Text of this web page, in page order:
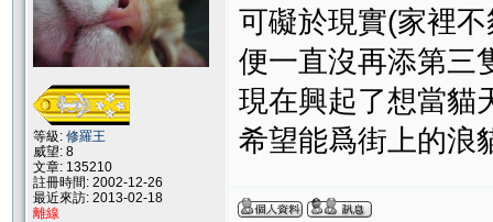
等級: 修羅王
威望: 8
文章: 135210
註冊時間: 2002-12-26
最近來訪: 2013-02-18
離線
可礙於現實(家裡
便一直沒再添第三
現在興起了想當貓
希望能爲街上的浪